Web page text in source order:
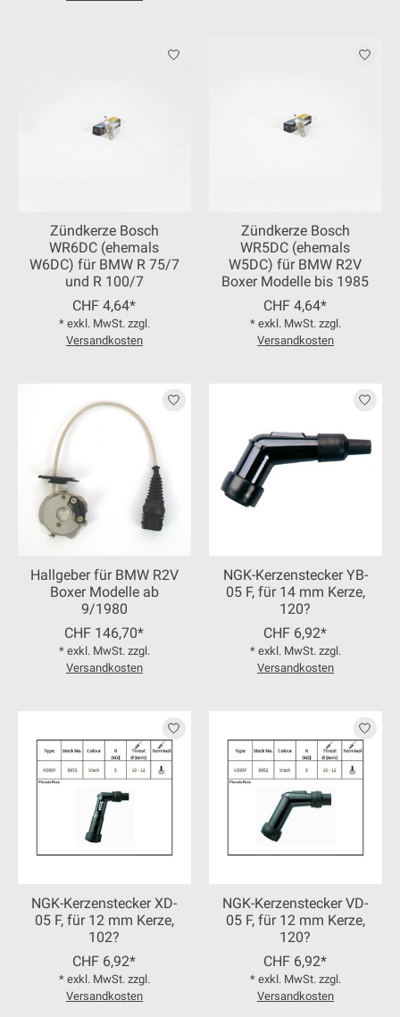
Zündkerze Bosch
WR6DC (ehemals
W6DC) für BMW R 75/7
und R 100/7
CHF 4,64*
* exkl. MwSt. zzgl.
Versandkosten
Zündkerze Bosch
WR5DC (ehemals
W5DC) für BMW R2V
Boxer Modelle bis 1985
CHF 4,64*
* exkl. MwSt. zzgl.
Versandkosten
Hallgeber für BMW R2V
Boxer Modelle ab
9/1980
CHF 146,70*
* exkl. MwSt. zzgl.
Versandkosten
NGK-Kerzenstecker YB-
05 F, für 14 mm Kerze,
120?
CHF 6,92*
* exkl. MwSt. zzgl.
Versandkosten
NGK-Kerzenstecker XD-
05 F, für 12 mm Kerze,
102?
CHF 6,92*
* exkl. MwSt. zzgl.
Versandkosten
NGK-Kerzenstecker VD-
05 F, für 12 mm Kerze,
120?
CHF 6,92*
* exkl. MwSt. zzgl.
Versandkosten